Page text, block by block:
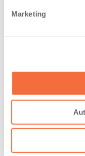
Marketing
Formations /
The owner-
Soir
Fin de semaine